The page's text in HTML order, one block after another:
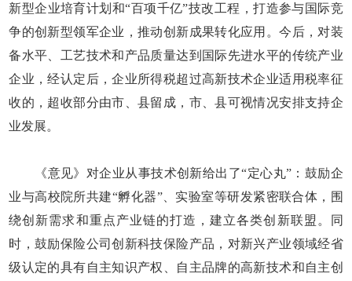
新型企业培育计划和“百项千亿”技改工程，打造参与国际竞
争的创新型领军企业，推动创新成果转化应用。今后，对装
备水平、工艺技术和产品质量达到国际先进水平的传统产业
企业，经认定后，企业所得税超过高新技术企业适用税率征
收的，超收部分由市、县留成，市、县可视情况安排支持企
业发展。
《意见》对企业从事技术创新给出了“定心丸”：鼓励企
业与高校院所共建“孵化器”、实验室等研发紧密联合体，围
绕创新需求和重点产业链的打造，建立各类创新联盟。同
时，鼓励保险公司创新科技保险产品，对新兴产业领域经省
级认定的具有自主知识产权、自主品牌的高新技术和自主创